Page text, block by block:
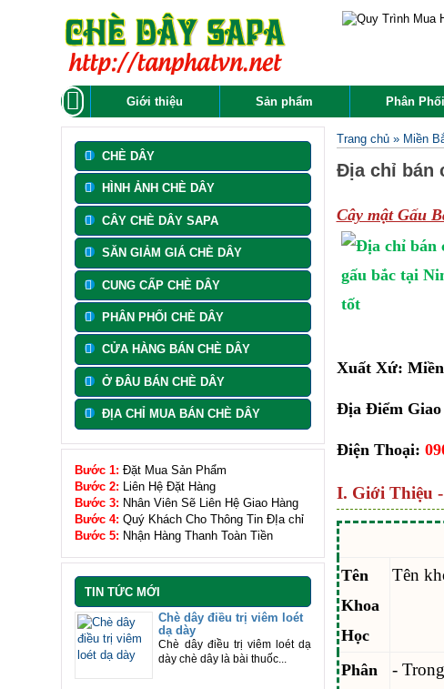
Giới thiệu Sản phẩm Phân Phối
CHÈ DÂY
HÌNH ẢNH CHÈ DÂY
CÂY CHÈ DÂY SAPA
SĂN GIẢM GIÁ CHÈ DÂY
CUNG CẤP CHÈ DÂY
PHÂN PHỐI CHÈ DÂY
CỬA HÀNG BÁN CHÈ DÂY
Ở ĐÂU BÁN CHÈ DÂY
ĐỊA CHỈ MUA BÁN CHÈ DÂY
Bước 1: Đặt Mua Sản Phẩm
Bước 2: Liên Hệ Đặt Hàng
Bước 3: Nhân Viên Sẽ Liên Hệ Giao Hàng
Bước 4: Quý Khách Cho Thông Tin ĐỊa chỉ
Bước 5: Nhận Hàng Thanh Toàn Tiền
TIN TỨC MỚI
Chè dây điều trị viêm loét
dạ dày
Chè dây điều trị viêm loét dạ
dày chè dây là bài thuốc...
Trang chủ » Miền
Địa chỉ bán
Cây mật Gấu
Xuất Xứ:
Địa Điểm Giao
Điện Thoại:
I. Giới Thiệu
Tên
Khoa
Học
Tên
Phân
-